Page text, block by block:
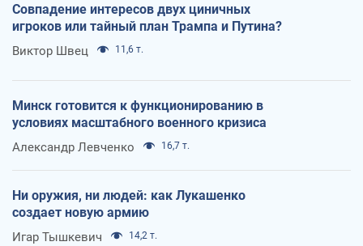
Совпадение интересов двух циничных
игроков или тайный план Трампа и Путина?
Виктор Швец 11,6 т.
Минск готовится к функционированию в
условиях масштабного военного кризиса
Александр Левченко 16,7 т.
Ни оружия, ни людей: как Лукашенко
создает новую армию
Игар Тышкевич 14,2 т.